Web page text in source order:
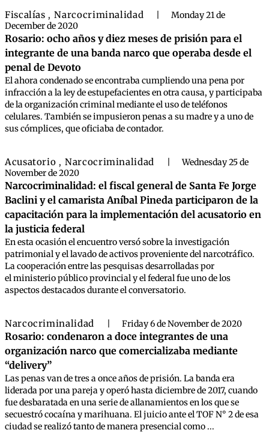
Fiscalías , Narcocriminalidad
Monday 21 de
December de 2020
Rosario: ocho años y diez meses de prisión para el
integrante de una banda narco que operaba desde el
penal de Devoto
El ahora condenado se encontraba cumpliendo una pena por
infracción a la ley de estupefacientes en otra causa, y participaba
de la organización criminal mediante el uso de teléfonos
celulares. También se impusieron penas a su madre y a uno de
sus cómplices, que oficiaba de contador.
Acusatorio , Narcocriminalidad
Wednesday 25 de
November de 2020
Narcocriminalidad: el fiscal general de Santa Fe Jorge
Baclini y el camarista Aníbal Pineda participaron de la
capacitación para la implementación del acusatorio en
la justicia federal
En esta ocasión el encuentro versó sobre la investigación
patrimonial y el lavado de activos proveniente del narcotráfico.
La cooperación entre las pesquisas desarrolladas por
el ministerio público provincial y el federal fue uno de los
aspectos destacados durante el conversatorio.
Narcocriminalidad Friday 6 de November de 2020
Rosario: condenaron a doce integrantes de una
organización narco que comercializaba mediante
“delivery”
Las penas van de tres a once años de prisión. La banda era
liderada por una pareja y operó hasta diciembre de 2017, cuando
fue desbaratada en una serie de allanamientos en los que se
secuestró cocaína y marihuana. El juicio ante el TOF N° 2 de esa
ciudad se realizó tanto de manera presencial como ...